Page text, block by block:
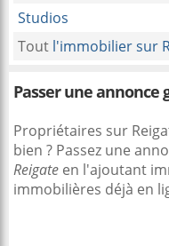
Studios
Tout l'immobilier sur
Passer une annonce
Propriétaires sur
bien ? Passez une
Reigate en l'ajoutant
immobilières déjà en